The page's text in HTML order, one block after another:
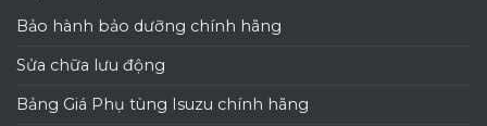
Bảo hành bảo dưỡng chính hãng
Sửa chữa lưu động
Bảng Giá Phụ tùng Isuzu chính hãng